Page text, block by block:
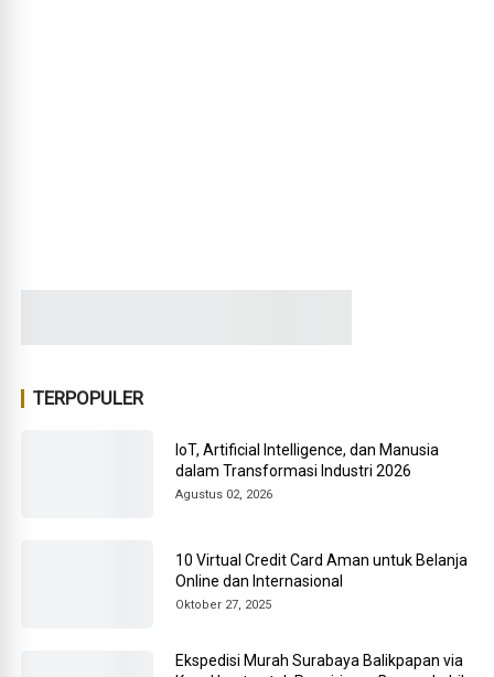
TERPOPULER
IoT, Artificial Intelligence, dan Manusia
dalam Transformasi Industri 2026
Agustus 02, 2026
10 Virtual Credit Card Aman untuk Belanja
Online dan Internasional
Oktober 27, 2025
Ekspedisi Murah Surabaya Balikpapan via